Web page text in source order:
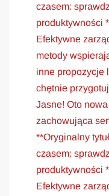
czasem:
produktywności
Efektywne
metody
inne propozycje
chętnie
Jasne! Oto nowa
zachowująca
**Oryginalny
czasem:
produktywności
Efektywne